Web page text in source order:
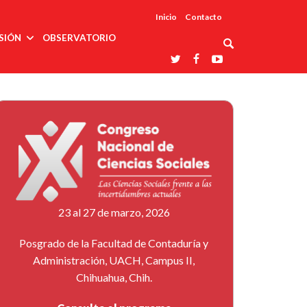
Inicio Contacto
ciencias
profesionales
trabajo
Redes
temáticas
Laboratorios
nacionales
Entidades
afines
Reconoce
La UDUALC
A La
Universidad
De México
En Su 475
Aniversario
OBSERVATORIO
23 al 27 de marzo, 2026
Posgrado de la Facultad de Contaduría y
Administración, UACH, Campus II,
Chihuahua, Chih.